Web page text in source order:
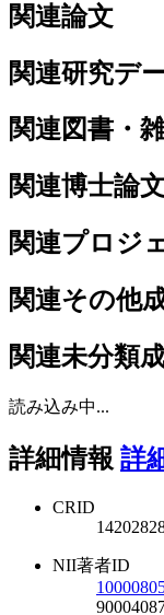
関連論文
関連研究デ
関連図書・
関連博士論
関連プロジ
関連その他
関連未分類
読み込み中...
詳細情報 詳
CRID
NII著者ID